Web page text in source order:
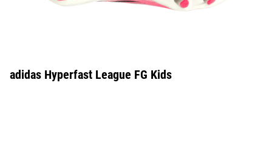
adidas Hyperfast League FG Kids